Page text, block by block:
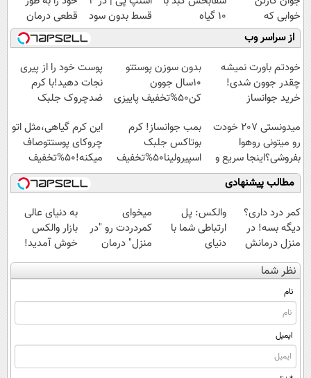
خوابی که
میلیاردر شد.
آموزش رایگان
10 گیاه
موثر(تخفیف تا
امشب)
قسط بدون سود
و کارمزد!
قطعی درمان
کنید!
◗پرسش‌نامه◖
از سراسر وب
خودتم باورت نمیشه
چقدر جوون شدی!
خرید جوانساز
ویژه
بدون سوزن پوستتو
10سال جوون
کن50%تخفیف پاییزی
پوست خود را از پیری
نجات دهید!با کرم
ضدچروک جلبک
میدونستی 207 خودت
رو میتونی روهوا
بفروشی؟اینجا سریع و
راحت بفروش
بمب جوانساز! کرم
بوتاکس جلبک
اسپیرولینا50%تخفیف
این کرم گیاهی،مثل اتو
چروکای پوستتوصاف
میکنه!50%تخفیف
مطالب پیشنهادی
کمر درد داری؟
دیگه بسه! در
منزل درمانش
کن
(◀پرسش‌نامه)
والکس: پل
ارتباطی شما با
دنیای
سرمایه‌گذاری
دیجیتال
میخوای
کمردردت رو "در
منزل" درمان
کنی؟ (◂فیلم +
◂پرسش‌نامه)
به دنیای عالی
بازار والکس
خوش آمدید!
ترید را آغاز کنید!
نظر شما
نام
ایمیل